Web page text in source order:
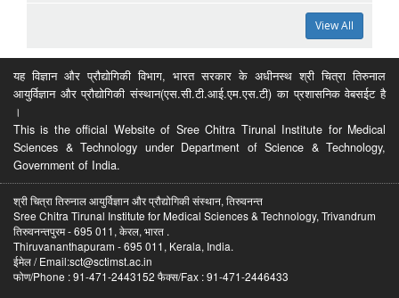
View All
यह विज्ञान और प्रौद्योगिकी विभाग, भारत सरकार के अधीनस्थ श्री चित्रा तिरुनाल
आयुर्विज्ञान और प्रौद्योगिकी संस्थान(एस.सी.टी.आई.एम.एस.टी) का प्रशासनिक वेबसईट है
।
This is the official Website of Sree Chitra Tirunal Institute for Medical
Sciences & Technology under Department of Science & Technology,
Government of India.
श्री चित्रा तिरुनाल आयुर्विज्ञान और प्रौद्योगिकी संस्थान, तिरुवनन्त
Sree Chitra Tirunal Institute for Medical Sciences & Technology, Trivandrum
तिरुवनन्तपुरम - 695 011, केरल, भारत .
Thiruvananthapuram - 695 011, Kerala, India.
ईमेल / Email:sct@sctimst.ac.in
फोण/Phone : 91-471-2443152 फैक्स/Fax : 91-471-2446433